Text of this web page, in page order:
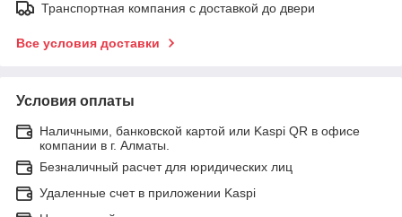
Транспортная компания с доставкой до двери
Все условия доставки
Условия оплаты
Наличными, банковской картой или Kaspi QR в офисе
компании в г. Алматы.
Безналичный расчет для юридических лиц
Удаленные счет в приложении Kaspi